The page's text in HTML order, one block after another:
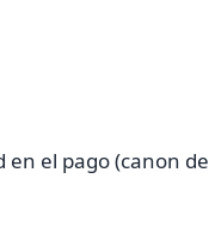
en el pago (canon de